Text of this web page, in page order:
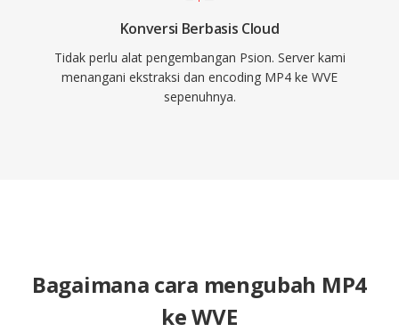
Konversi Berbasis Cloud
Tidak perlu alat pengembangan Psion. Server kami
menangani ekstraksi dan encoding MP4 ke WVE
sepenuhnya.
Bagaimana cara mengubah MP4
ke WVE